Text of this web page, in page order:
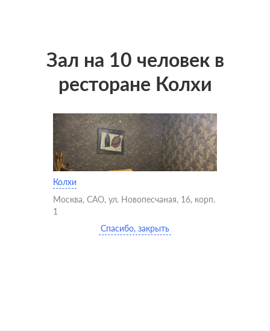
Зал на 10 человек в
ресторане Колхи
Колхи
Москва, САО, ул. Новопесчаная, 16, корп.
1
Спасибо, закрыть